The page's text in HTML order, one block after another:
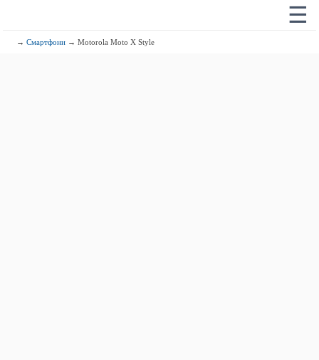
☰
→Смартфони → Motorola Moto X Style